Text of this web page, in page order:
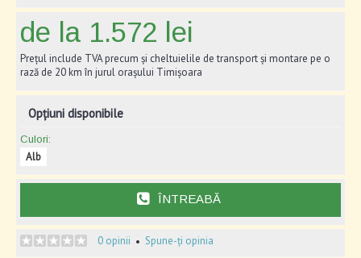
de la 1.572 lei
Prețul include TVA precum și cheltuielile de transport și montare pe o
rază de 20 km în jurul orașului Timișoara
Opțiuni disponibile
Culori:
Alb
ÎNTREABĂ
0 opinii • Spune-ți opinia